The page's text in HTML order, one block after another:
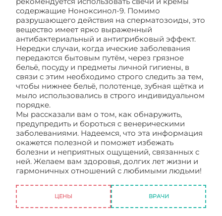
содержащие Ноноксинол-9. Помимо
разрушающего действия на сперматозоиды, это
вещество имеет ярко выраженный
антибактериальный и антигрибковый эффект.
Нередки случаи, когда ические заболевания
передаются бытовым путём, через грязное
бельё, посуду и предметы личной гигиены, в
связи с этим необходимо строго следить за тем,
чтобы нижнее бельё, полотенце, зубная щётка и
мыло использовались в строго индивидуальном
порядке.
Мы рассказали вам о том, как обнаружить,
предупредить и бороться с венерическими
заболеваниями. Надеемся, что эта информация
окажется полезной и поможет избежать
болезни и неприятных ощущений, связанных с
ней. Желаем вам здоровья, долгих лет жизни и
гармоничных отношений с любимыми людьми!
ЦЕНЫ ВРАЧИ